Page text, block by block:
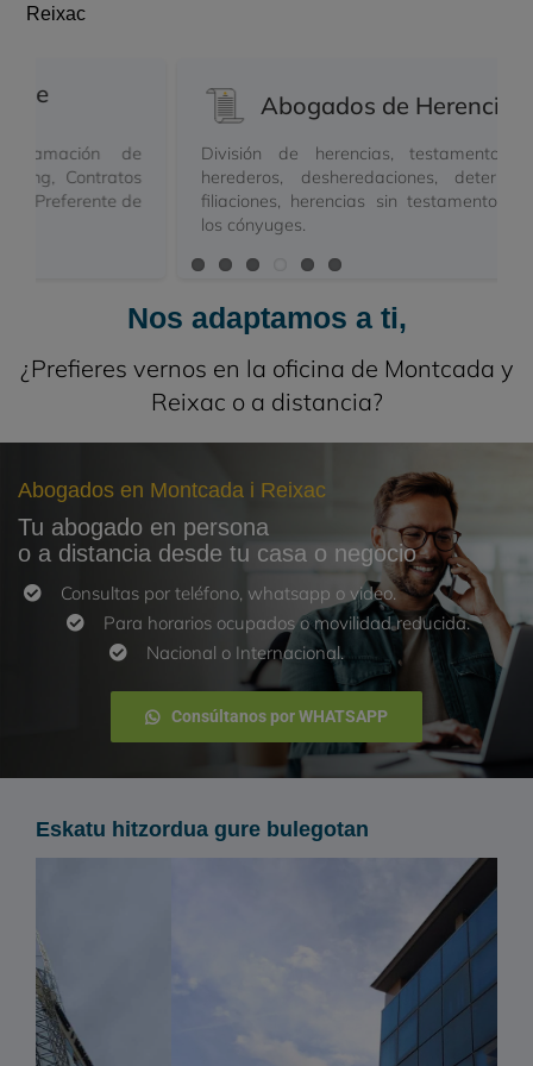
Reixac
Abogados de Herencias
División de herencias, testamentos, legítimas,
herederos, desheredaciones, determinación de
filiaciones, herencias sin testamento, derecho de
Nos adaptamos a ti,
¿Prefieres vernos en la oficina de Montcada y
Reixac o a distancia?
Abogados en Montcada i Reixac
Tu abogado en persona
o a distancia desde tu casa o negocio
Consultas por teléfono, whatsapp o video.
Para horarios ocupados o movilidad reducida.
Nacional o Internacional.
Consúltanos por WHATSAPP
Eskatu hitzordua gure bulegotan